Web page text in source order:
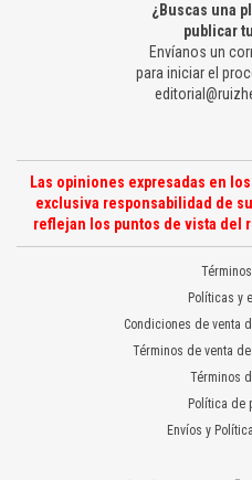
¿Buscas una
publicar
Envíanos un
para iniciar el
Las opiniones expresadas en
exclusiva responsabilidad de
reflejan los puntos de vista del
Políticas y
Condiciones de venta
Términos de venta
Términos
Política de
Envíos y